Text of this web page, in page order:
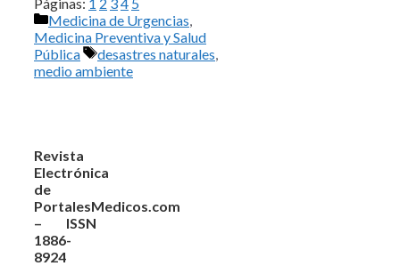
Categorías
Medicina de Urgencias,
Medicina Preventiva y Salud
Pública
Etiquetas
desastres naturales,
medio ambiente
Revista
Electrónica
de
PortalesMedicos.com
– ISSN
1886-
8924